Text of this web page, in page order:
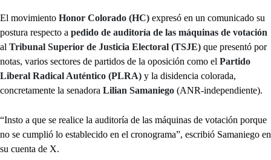
El movimiento Honor Colorado (HC) expresó en un comunicado su
postura respecto a pedido de auditoría de las máquinas de votación
al Tribunal Superior de Justicia Electoral (TSJE) que presentó por
notas, varios sectores de partidos de la oposición como el Partido
Liberal Radical Auténtico (PLRA) y la disidencia colorada,
concretamente la senadora Lilian Samaniego (ANR-independiente).
“Insto a que se realice la auditoría de las máquinas de votación porque
no se cumplió lo establecido en el cronograma”, escribió Samaniego en
su cuenta de X.